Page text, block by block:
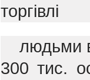
торгівлі
людьми
300 тис.